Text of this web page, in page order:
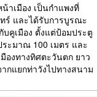
าเมือง เป็นกำแพงที่
ร์ และได้รับการบูรณะ
คูเมือง ตั้งแต่ป้อมประตู
ะมาณ 100 เมตร และ
องทางทิศตะวันตก ยาว
กแยกท่าวังไปทางสนาม